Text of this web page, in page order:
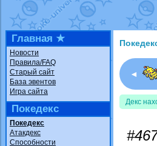
Главная ★
Новости
Правила/FAQ
Старый сайт
База эвентов
Игра сайта
Покедекс
Покедекс
Атакдекс
Способности
◄
Декс